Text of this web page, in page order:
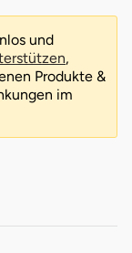
und
,
Produkte &
im